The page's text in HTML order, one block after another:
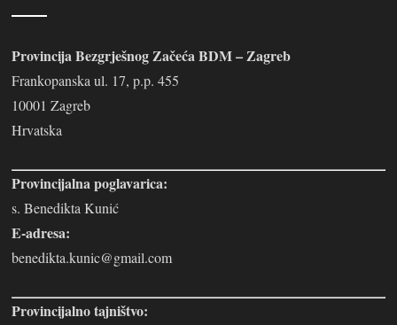
Provincija Bezgrješnog Začeća BDM – Zagreb
Frankopanska ul. 17, p.p. 455
10001 Zagreb
Hrvatska
Provincijalna poglavarica:
s. Benedikta Kunić
E-adresa:
benedikta.kunic@gmail.com
Provincijalno tajništvo: